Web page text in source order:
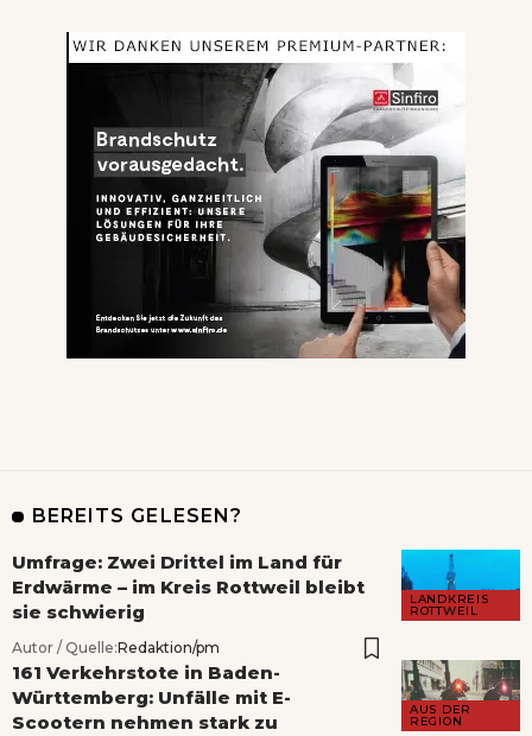
BEREITS GELESEN?
LANDKREIS
ROTTWEIL
Umfrage: Zwei Drittel im Land für
Erdwärme – im Kreis Rottweil bleibt
sie schwierig
Autor / Quelle:Redaktion/pm
AUS DER
REGION
161 Verkehrstote in Baden-
Württemberg: Unfälle mit E-
Scootern nehmen stark zu